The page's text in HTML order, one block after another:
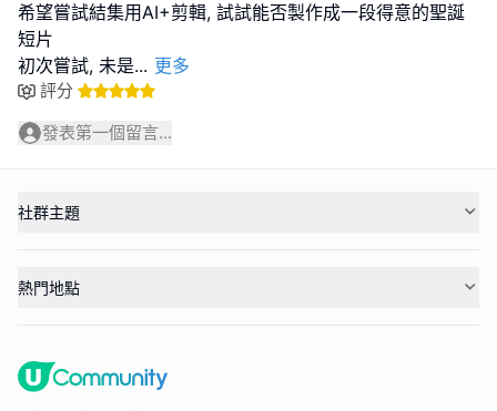
希望嘗試結集用AI+剪輯, 試試能否製作成一段得意的聖誕
短片
初次嘗試, 未是... 更多
評分
發表第一個留言...
社群主題
熱門地點